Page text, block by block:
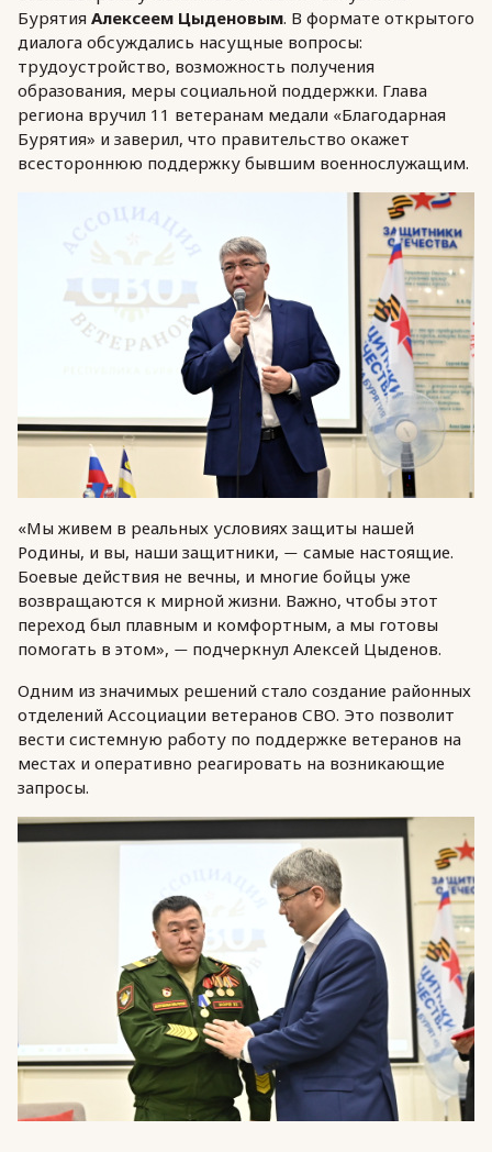
Бурятия Алексеем Цыденовым. В формате открытого
диалога обсуждались насущные вопросы:
трудоустройство, возможность получения
образования, меры социальной поддержки. Глава
региона вручил 11 ветеранам медали «Благодарная
Бурятия» и заверил, что правительство окажет
всестороннюю поддержку бывшим военнослужащим.
«Мы живем в реальных условиях защиты нашей
Родины, и вы, наши защитники, — самые настоящие.
Боевые действия не вечны, и многие бойцы уже
возвращаются к мирной жизни. Важно, чтобы этот
переход был плавным и комфортным, а мы готовы
помогать в этом», — подчеркнул Алексей Цыденов.
Одним из значимых решений стало создание районных
отделений Ассоциации ветеранов СВО. Это позволит
вести системную работу по поддержке ветеранов на
местах и оперативно реагировать на возникающие
запросы.